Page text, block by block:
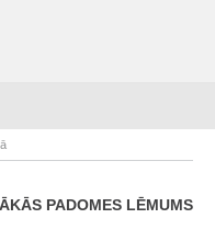
PADOMES LĒMUMS